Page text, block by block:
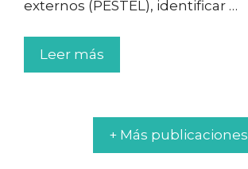
externos (PESTEL), identificar …
Leer más
+ Más publicaciones